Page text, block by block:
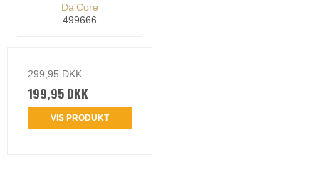
Da'Core
499666
299,95 DKK
199,95 DKK
VIS PRODUKT